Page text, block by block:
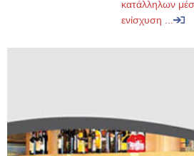
κατάλληλων
ενίσχυση ...